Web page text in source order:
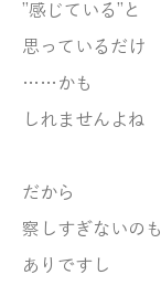
”感じている”と
思っているだけ
……かも
しれませんよね
だから
察しすぎないのも
ありですし